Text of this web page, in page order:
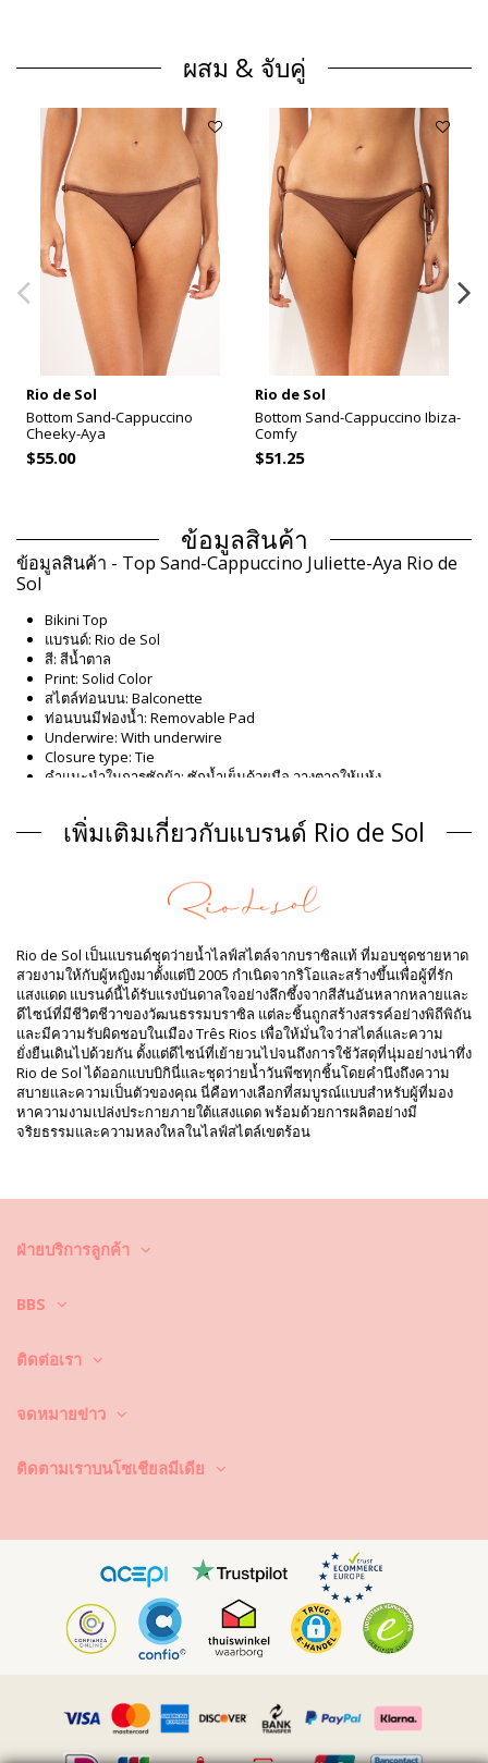
ผสม & จับคู่
Rio de Sol
Bottom Sand-Cappuccino
Cheeky-Aya
$55.00
Rio de Sol
Bottom Sand-Cappuccino Ibiza-
Comfy
$51.25
ข้อมูลสินค้า
ข้อมูลสินค้า - Top Sand-Cappuccino Juliette-Aya Rio de
Sol
Bikini Top
แบรนด์: Rio de Sol
สี: สีน้ำตาล
Print: Solid Color
สไตล์ท่อนบน: Balconette
ท่อนบนมีฟองน้ำ: Removable Pad
Underwire: With underwire
Closure type: Tie
คำแนะนำในการซักผ้า: ซักน้ำเย็นด้วยมือ วางตากให้แห้ง
Origin: ผลิตในบราซิล
Bikini Top สีน้ำตาล Rio de Sol SPRING
Composition
Composition: 94,2% Polyamide, 5,8% Elastane
ซับใน: 84% Biodegradable Nylon (AMNI SOUL ECO), 16%
Spandex (LYCRA) - OEKO-TEX - Chlorine Resistant
UV Protection: UPF 50+
ข้อมูลผลิตภัณฑ์
แผนก: ผู้หญิง, Bikini Top
รวมแพ็คเกจ: 1 x Bikini Top (ไม่รวมอุปกรณ์เสริมอื่น ๆ)
HS CODE: 6112.41.0010
SKU: 1981126851
EAN: XS (7899810445476), S (7899810445483), M (7899810445490),
L (7899810445506), XL (7899810445513)
คำแนะนำในการล้างและดูแล
Cappuccino Juliette-Aya
ของคุณอย่างถูกวิธี เพราะเนื้อผ้าที่มีคุณภาพดี เป็นสิ่งจำเป็นและส่งผลต่อสีสัน
นั่งหรือนอน –ได้โปรดใช้ผ้าขนหนูรองพื้นก่อนทุกครั้ง เพราะการสัมผัสกับพื้น
ผิวที่มีลักษณะขรุขระ เช่น พื้นคอนกรีตหิน (ขอบสระว่ายน้ำ) หรือไม้ (เศษไม้!)
สะอาดผ้าที่มีความอ่อนโยน ที่ช่วยเพิ่มความอ่อนนุ่มของเนื้อผ้าและไม่
ทำลายเนื้อผ้า อย่างเช่น ผลิตภัณฑ์ทำความสะอาดชุดว่ายน้ำโดยเฉพาะ หรือ
อย่าลืมนำชุดว่ายน้ำออกจากกระเป๋าชายหาดหรือกระเป๋าของคุณ อย่าปล่อย
ให้ชุดว่ายน้ำเปียกเป็นเวลานาน โดยเฉพาะการพับชุดในขณะที่ชุดยังเปียก
และชื้น ทำไม? เพราะงานพิมพ์และลวดลายที่อยู่บนชุดว่ายน้ำอาจเปลี่ยนสีได้
เย็บจีบ ให้คุณหลีกเลี่ยงการถูกแรงๆ หรือดึง เพราะวัสดุเหล่านี้จะหลุดได้ง่ายๆ
หากชุดว่ายน้ำมีรอยเปื้อน ให้พยายามทำความสะอาด ขยี้หรือเช็ดในขณะที่
เพิ่มเติมเกี่ยวกับแบรนด์ Rio de Sol
Rio de Sol เป็นแบรนด์ชุดว่ายน้ำไลฟ์สไตล์จากบราซิลแท้ ที่มอบชุดชายหาด
สวยงามให้กับผู้หญิงมาตั้งแต่ปี 2005 กำเนิดจากริโอและสร้างขึ้นเพื่อผู้ที่รัก
แสงแดด แบรนด์นี้ได้รับแรงบันดาลใจอย่างลึกซึ้งจากสีสันอันหลากหลายและ
ดีไซน์ที่มีชีวิตชีวาของวัฒนธรรมบราซิล แต่ละชิ้นถูกสร้างสรรค์อย่างพิถีพิถัน
และมีความรับผิดชอบในเมือง Três Rios เพื่อให้มั่นใจว่าสไตล์และความ
ยั่งยืนเดินไปด้วยกัน ตั้งแต่ดีไซน์ที่เย้ายวนไปจนถึงการใช้วัสดุที่นุ่มอย่างน่าทึ่ง
Rio de Sol ได้ออกแบบบิกินี่และชุดว่ายน้ำวันพีซทุกชิ้นโดยคำนึงถึงความ
สบายและความเป็นตัวของคุณ นี่คือทางเลือกที่สมบูรณ์แบบสำหรับผู้ที่มอง
หาความงามเปล่งประกายภายใต้แสงแดด พร้อมด้วยการผลิตอย่างมี
จริยธรรมและความหลงใหลในไลฟ์สไตล์เขตร้อน
ฝ่ายบริการลูกค้า
BBS
ติดต่อเรา
จดหมายข่าว
ติดตามเราบนโซเชียลมีเดีย